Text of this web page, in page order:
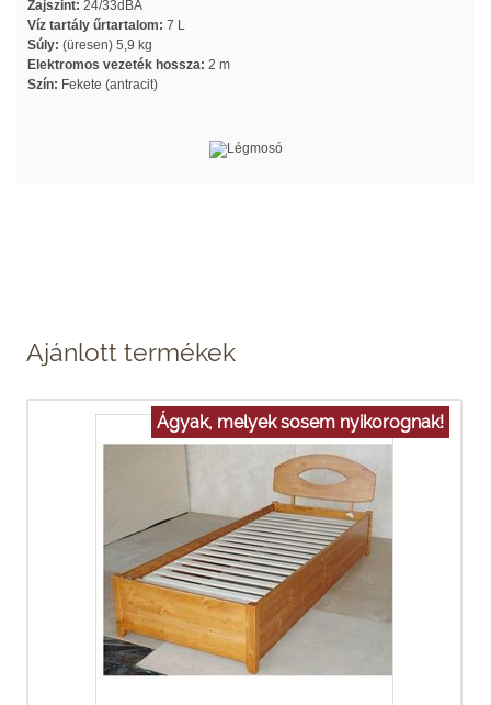
Zajszint: 24/33dBA
Víz tartály űrtartalom: 7 L
Súly: (üresen) 5,9 kg
Elektromos vezeték hossza: 2 m
Szín: Fekete (antracit)
Ajánlott termékek
Ágyak, melyek sosem nyikorognak!